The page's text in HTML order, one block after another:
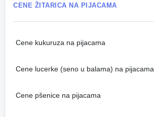
CENE ŽITARICA NA PIJACAMA
Cene kukuruza na pijacama
Cene lucerke (seno u balama) na pijacama
Cene pšenice na pijacama